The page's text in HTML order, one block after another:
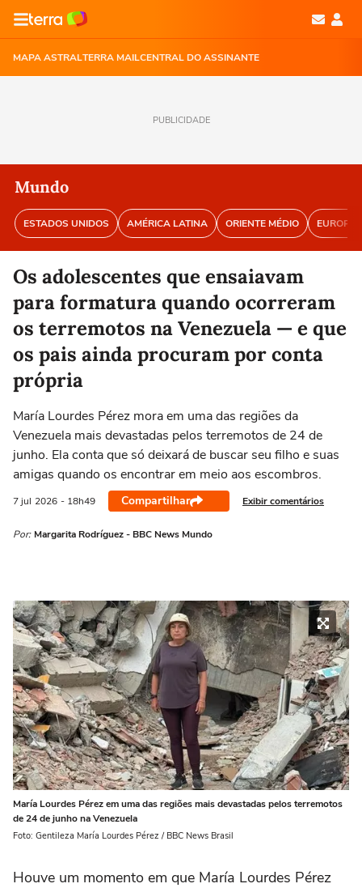
MAPA ASTRALTERRA MAILCENTRAL DO ASSINANTE
PUBLICIDADE
Mundo
ESTADOS UNIDOS AMÉRICA LATINA ORIENTE MÉDIO EUROPA
Os adolescentes que ensaiavam
para formatura quando ocorreram
os terremotos na Venezuela — e que
os pais ainda procuram por conta
própria
María Lourdes Pérez mora em uma das regiões da
Venezuela mais devastadas pelos terremotos de 24 de
junho. Ela conta que só deixará de buscar seu filho e suas
amigas quando os encontrar em meio aos escombros.
7 jul 2026 - 18h49 Compartilhar Exibir comentários
Por: Margarita Rodríguez - BBC News Mundo
María Lourdes Pérez em uma das regiões mais devastadas pelos terremotos
de 24 de junho na Venezuela
Foto: Gentileza María Lourdes Pérez / BBC News Brasil
Houve um momento em que María Lourdes Pérez